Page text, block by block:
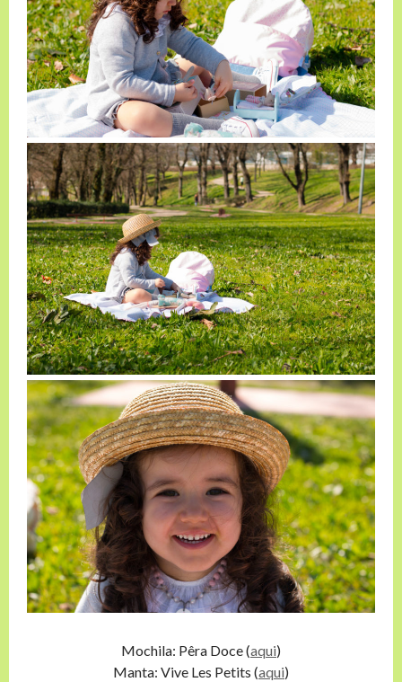
Mochila: Pêra Doce (aqui)
Manta: Vive Les Petits (aqui)